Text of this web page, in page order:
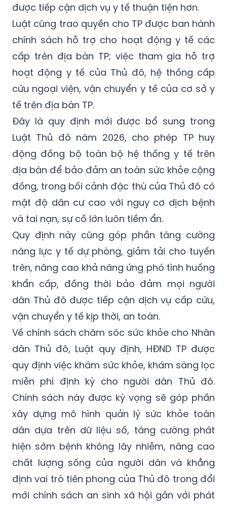
được tiếp cận dịch vụ y tế thuận tiện hơn.
Luật cũng trao quyền cho TP được ban hành
chính sách hỗ trợ cho hoạt động y tế các
cấp trên địa bàn TP; việc tham gia hỗ trợ
hoạt động y tế của Thủ đô, hệ thống cấp
cứu ngoại viện, vận chuyển y tế của cơ sở y
tế trên địa bàn TP.
Đây là quy định mới được bổ sung trong
Luật Thủ đô năm 2026, cho phép TP huy
động đồng bộ toàn bộ hệ thống y tế trên
địa bàn để bảo đảm an toàn sức khỏe cộng
đồng, trong bối cảnh đặc thù của Thủ đô có
mật độ dân cư cao với nguy cơ dịch bệnh
và tai nạn, sự cố lớn luôn tiềm ẩn.
Quy định này cũng góp phần tăng cường
năng lực y tế dự phòng, giảm tải cho tuyến
trên, nâng cao khả năng ứng phó tình huống
khẩn cấp, đồng thời bảo đảm mọi người
dân Thủ đô được tiếp cận dịch vụ cấp cứu,
vận chuyển y tế kịp thời, an toàn.
Về chính sách chăm sóc sức khỏe cho Nhân
dân Thủ đô, Luật quy định, HĐND TP được
quy định việc khám sức khỏe, khám sàng lọc
miễn phí định kỳ cho người dân Thủ đô.
Chính sách này được kỳ vọng sẽ góp phần
xây dựng mô hình quản lý sức khỏe toàn
dân dựa trên dữ liệu số, tăng cường phát
hiện sớm bệnh không lây nhiễm, nâng cao
chất lượng sống của người dân và khẳng
định vai trò tiên phong của Thủ đô trong đổi
mới chính sách an sinh xã hội gắn với phát